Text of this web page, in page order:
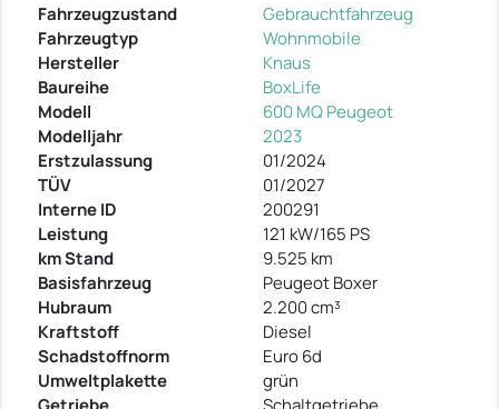
Fahrzeugzustand
Gebrauchtfahrzeug
Fahrzeugtyp
Wohnmobile
Hersteller
Knaus
Baureihe
BoxLife
Modell
600 MQ Peugeot
Modelljahr
2023
Erstzulassung
01/2024
TÜV
01/2027
Interne ID
200291
Leistung
121 kW/165 PS
km Stand
9.525 km
Basisfahrzeug
Peugeot Boxer
Hubraum
2.200 cm³
Kraftstoff
Diesel
Schadstoffnorm
Euro 6d
Umweltplakette
grün